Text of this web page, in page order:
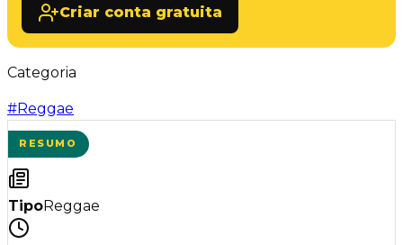
Criar conta gratuita
Categoria
#Reggae
RESUMO
TipoReggae